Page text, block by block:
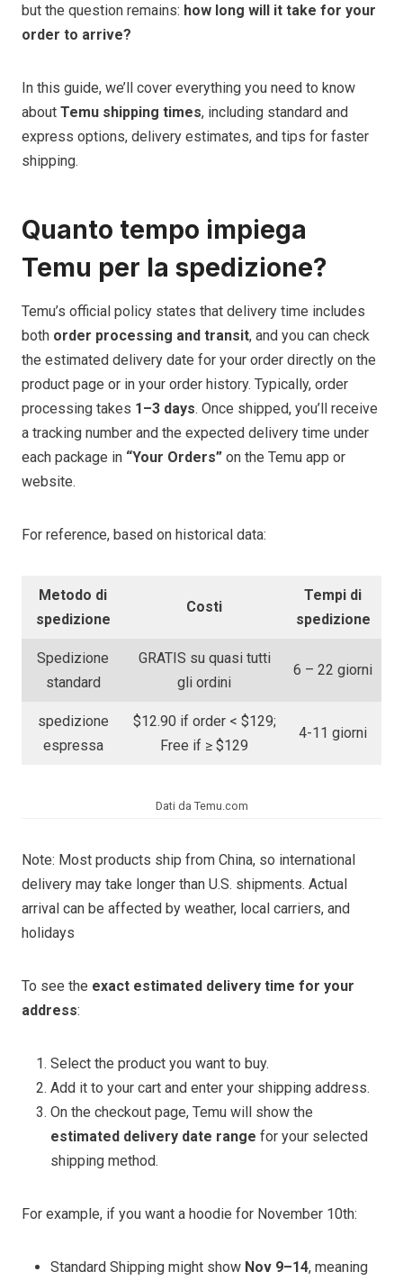
but the question remains: how long will it take for your
order to arrive?
In this guide, we’ll cover everything you need to know
about Temu shipping times, including standard and
express options, delivery estimates, and tips for faster
shipping.
Quanto tempo impiega
Temu per la spedizione?
Temu’s official policy states that delivery time includes
both order processing and transit, and you can check
the estimated delivery date for your order directly on the
product page or in your order history. Typically, order
processing takes 1–3 days. Once shipped, you’ll receive
a tracking number and the expected delivery time under
each package in “Your Orders” on the Temu app or
website.
For reference, based on historical data:
Metodo di
spedizione
Costi
Tempi di
spedizione
Spedizione
standard
GRATIS su quasi tutti
gli ordini
6 – 22 giorni
spedizione
espressa
$12.90 if order < $129;
Free if ≥ $129
4-11 giorni
Dati da Temu.com
Note: Most products ship from China, so international
delivery may take longer than U.S. shipments. Actual
arrival can be affected by weather, local carriers, and
holidays
To see the exact estimated delivery time for your
address:
Select the product you want to buy.
Add it to your cart and enter your shipping address.
On the checkout page, Temu will show the
estimated delivery date range for your selected
shipping method.
For example, if you want a hoodie for November 10th:
Standard Shipping might show Nov 9–14, meaning